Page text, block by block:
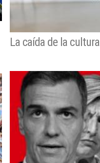
La caída de la cultura